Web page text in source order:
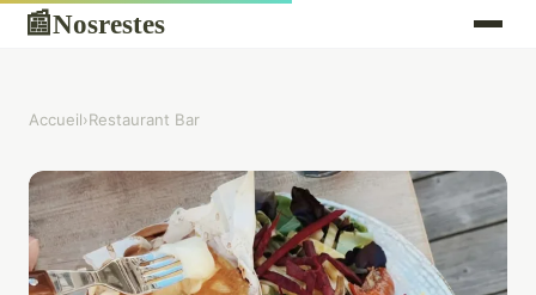
📰Nosrestes
Accueil›Restaurant Bar